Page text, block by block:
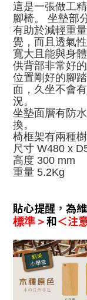
這是一張做工
腳椅。 坐墊部
有助於減輕重
覺，而且 透氣性
寬大且能與身
供背部非常好
位置剛好的腳
面，久坐不會
況。
坐墊面層有防
換。
椅框架有兩種
尺寸 W480 x
高度 300 mm
重量 5.2Kg
貼心提醒 ， 為
標準＞和＜注